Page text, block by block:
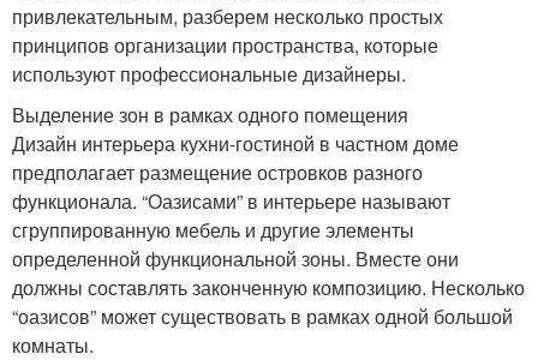
привлекательным, разберем несколько простых
принципов организации пространства, которые
используют профессиональные дизайнеры.
Выделение зон в рамках одного помещения
Дизайн интерьера кухни-гостиной в частном доме
предполагает размещение островков разного
функционала. “Оазисами” в интерьере называют
сгруппированную мебель и другие элементы
определенной функциональной зоны. Вместе они
должны составлять законченную композицию. Несколько
“оазисов” может существовать в рамках одной большой
комнаты.